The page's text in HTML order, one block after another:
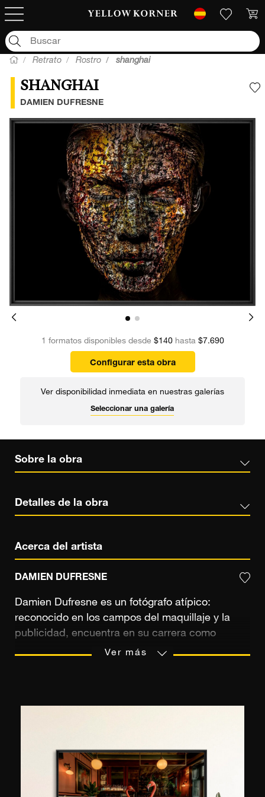
Retrato Rostro shanghai
SHANGHAI
DAMIEN DUFRESNE
1 formatos disponibles desde $140hasta $7.690
Configurar esta obra
Ver disponibilidad inmediata en nuestras galerías
Seleccionar una galería
Sobre la obra
Detalles de la obra
Acerca del artista
DAMIEN DUFRESNE
Damien Dufresne es un fotógrafo atípico:
reconocido en los campos del maquillaje y la
publicidad, encuentra en su carrera como
fotógrafo artístico la libertad de olvidar los
… «Para mí, el dibujo, la pintura o la fotografía
son una forma de expresión, de contar historias
sin usar palabras, una forma de lenguaje, una
Ver más